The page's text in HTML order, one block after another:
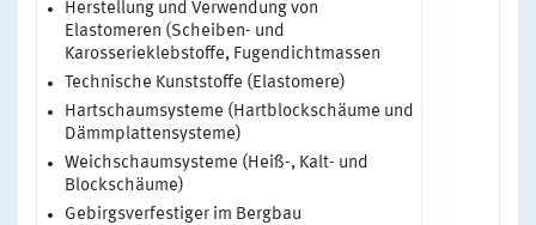
Herstellung und Verwendung von
Elastomeren (Scheiben- und
Karosserieklebstoffe, Fugendichtmassen
Technische Kunststoffe (Elastomere)
Hartschaumsysteme (Hartblockschäume und
Dämmplattensysteme)
Weichschaumsysteme (Heiß-, Kalt- und
Blockschäume)
Gebirgsverfestiger im Bergbau